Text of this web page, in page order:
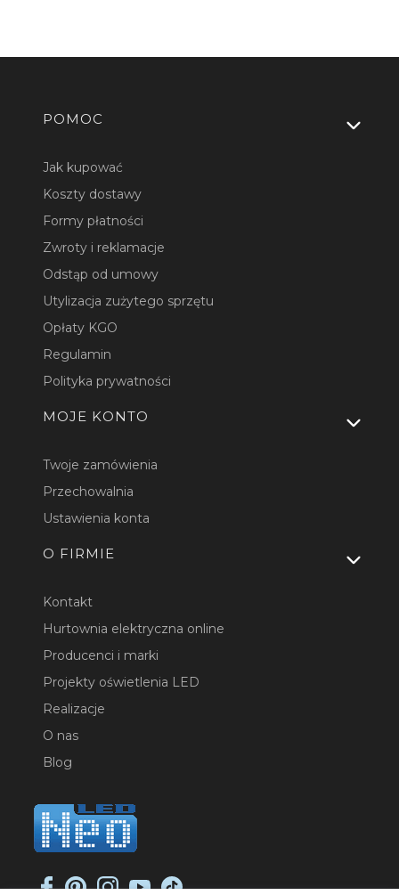
Linki w stopce
POMOC
Jak kupować
Koszty dostawy
Formy płatności
Zwroty i reklamacje
Odstąp od umowy
Utylizacja zużytego sprzętu
Opłaty KGO
Regulamin
Polityka prywatności
MOJE KONTO
Twoje zamówienia
Przechowalnia
Ustawienia konta
O FIRMIE
Kontakt
Hurtownia elektryczna online
Producenci i marki
Projekty oświetlenia LED
Realizacje
O nas
Blog